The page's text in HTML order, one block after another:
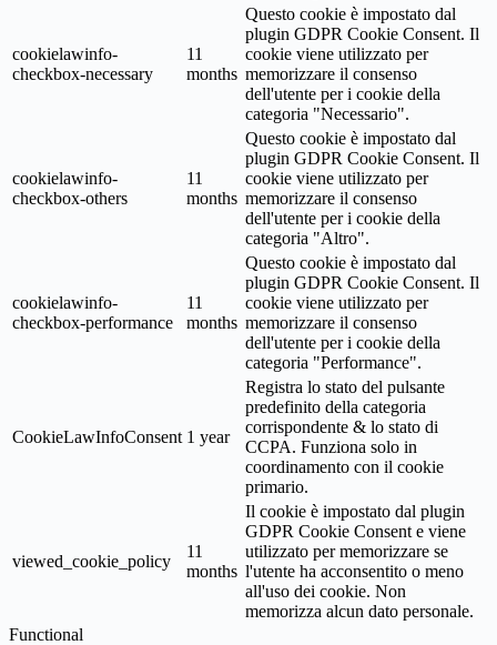
cookielawinfo-
checkbox-necessary
11
months
Questo cookie è impostato dal
plugin GDPR Cookie Consent. Il
cookie viene utilizzato per
memorizzare il consenso
dell'utente per i cookie della
categoria "Necessario".
cookielawinfo-
checkbox-others
11
months
Questo cookie è impostato dal
plugin GDPR Cookie Consent. Il
cookie viene utilizzato per
memorizzare il consenso
dell'utente per i cookie della
categoria "Altro".
cookielawinfo-
checkbox-performance
11
months
Questo cookie è impostato dal
plugin GDPR Cookie Consent. Il
cookie viene utilizzato per
memorizzare il consenso
dell'utente per i cookie della
categoria "Performance".
CookieLawInfoConsent 1 year
Registra lo stato del pulsante
predefinito della categoria
corrispondente & lo stato di
CCPA. Funziona solo in
coordinamento con il cookie
primario.
viewed_cookie_policy
11
months
Il cookie è impostato dal plugin
GDPR Cookie Consent e viene
utilizzato per memorizzare se
l'utente ha acconsentito o meno
all'uso dei cookie. Non
memorizza alcun dato personale.
Functional